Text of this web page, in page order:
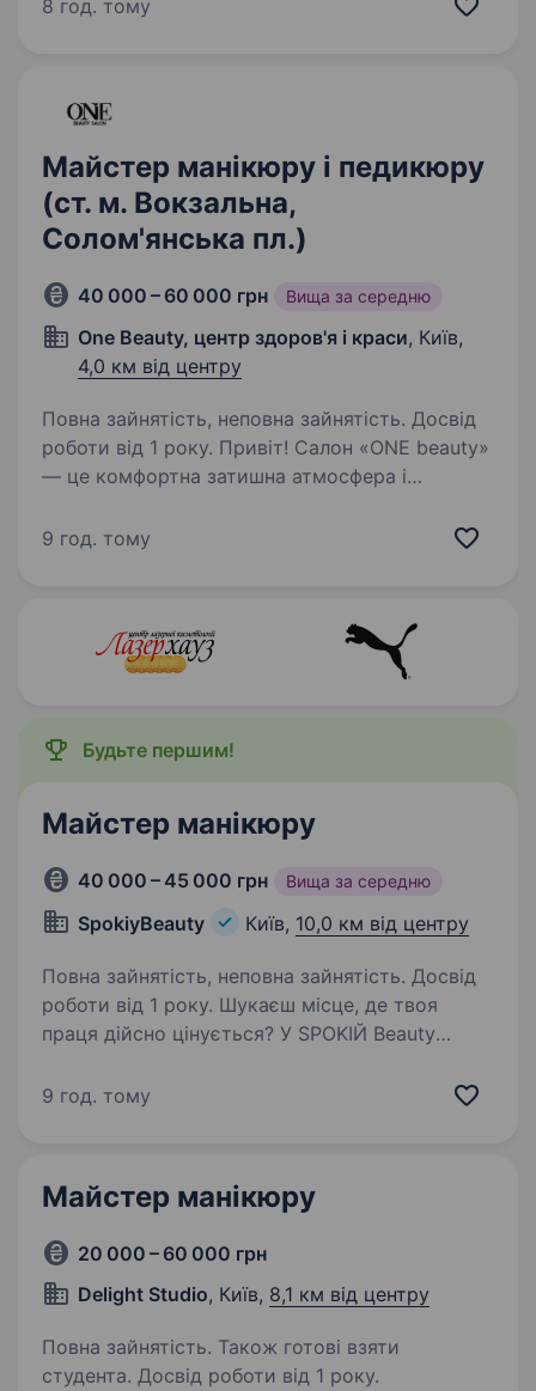
8 год. тому
Майстер манікюру і педикюру
(ст. м. Вокзальна,
Солом'янська пл.)
40 000 – 60 000 грн Вища за середню
One Beauty, центр здоров'я і краси, Київ,
4,0 км від центру
Повна зайнятість, неповна зайнятість. Досвід
роботи від 1 року. Привіт! Салон «ONE beauty»
— це комфортна затишна атмосфера і
де ти реалізуєш свої творчі амбіції і завжди
9 год. тому
Будьте першим!
Майстер манікюру
40 000 – 45 000 грн Вища за середню
SpokiyBeauty Київ, 10,0 км від центру
Повна зайнятість, неповна зайнятість. Досвід
роботи від 1 року. Шукаєш місце, де твоя
праця дійсно цінується? У SPOKIЙ Beauty
ми створюємо умови, в яких майстри хочуть
9 год. тому
Майстер манікюру
20 000 – 60 000 грн
Delight Studio, Київ, 8,1 км від центру
Повна зайнятість. Також готові взяти
студента. Досвід роботи від 1 року.